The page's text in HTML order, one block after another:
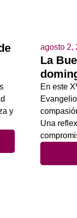
y
agosto 2,
La
En este
Una